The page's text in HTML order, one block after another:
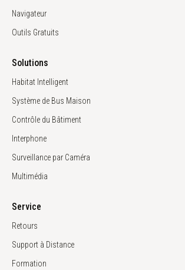
Navigateur
Outils Gratuits
Solutions
Habitat Intelligent
Système de Bus Maison
Contrôle du Bâtiment
Interphone
Surveillance par Caméra
Multimédia
Service
Retours
Support à Distance
Formation